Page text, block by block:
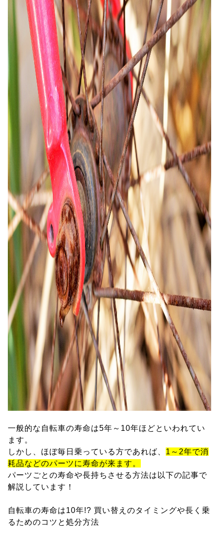
一般的な自転車の寿命は5年～10年ほどといわれてい
ます。
しかし、ほぼ毎日乗っている方であれば、 1～2年で消
耗品などのパーツに寿命が来ます。
パーツごとの寿命や長持ちさせる方法は以下の記事で
解説しています！
自転車の寿命は10年!? 買い替えのタイミングや長く乗
るためのコツと処分方法